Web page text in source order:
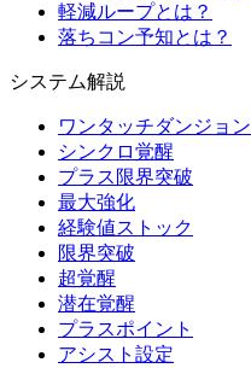
軽減ループとは？
落ちコン予知とは？
システム解説
ワンタッチダンジョン
シンクロ覚醒
プラス限界突破
最大強化
経験値ストック
限界突破
超覚醒
潜在覚醒
プラスポイント
アシスト設定